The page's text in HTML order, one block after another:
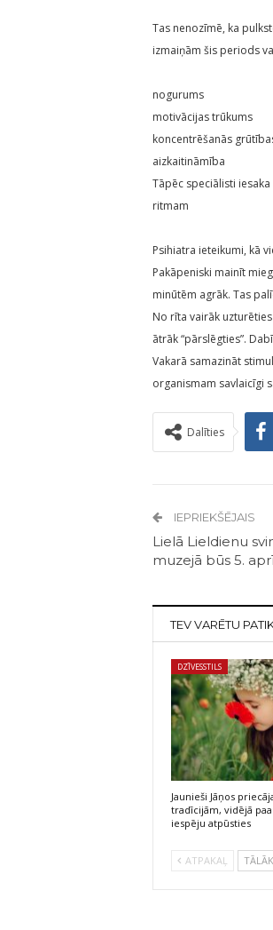
Tas nenozīmē, ka
izmaiņām šis periods
nogurums
motivācijas trūkums
koncentrēšanās
aizkaitināmība
Tāpēc speciālisti
ritmam
Psihiatra ieteikumi, kā
Pakāpeniski mainīt
minūtēm agrāk. Tas
No rīta vairāk
ātrāk “pārslēgties”.
Vakarā samazināt
organismam savlaicīgi
Dalīties
IEPRIEKŠĒJAIS
Lielā Lieldienu
muzejā būs 5.
TEV VARĒTU
DZĪVESSTILS
Jaunieši Jāņos
tradīcijām, vidējā
iespēju atpūsties
ATPAKAĻ TĀLĀK